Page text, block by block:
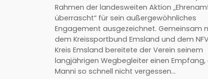
Rahmen der landesweiten Aktion
überrascht“ für sein außergewöhnliches
Engagement ausgezeichnet. Gemeinsam
dem Kreissportbund Emsland und dem
Kreis Emsland bereitete der Verein seinem
langjährigen Wegbegleiter einen Empfang,
Manni so schnell nicht vergessen…